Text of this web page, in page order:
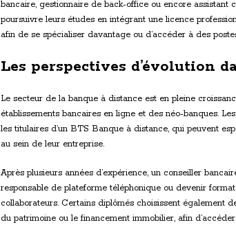
bancaire, gestionnaire de back-office ou encore assistant
poursuivre leurs études en intégrant une licence
afin de se spécialiser davantage ou d’accéder à des
Les perspectives d’évolution
Le secteur de la banque à distance est en pleine
établissements bancaires en ligne et des néo-banques.
les titulaires d’un BTS Banque à distance, qui peuvent
au sein de leur entreprise.
Après plusieurs années d’expérience, un conseiller
responsable de plateforme téléphonique ou devenir
collaborateurs. Certains diplômés choisissent également
du patrimoine ou le financement immobilier, afin